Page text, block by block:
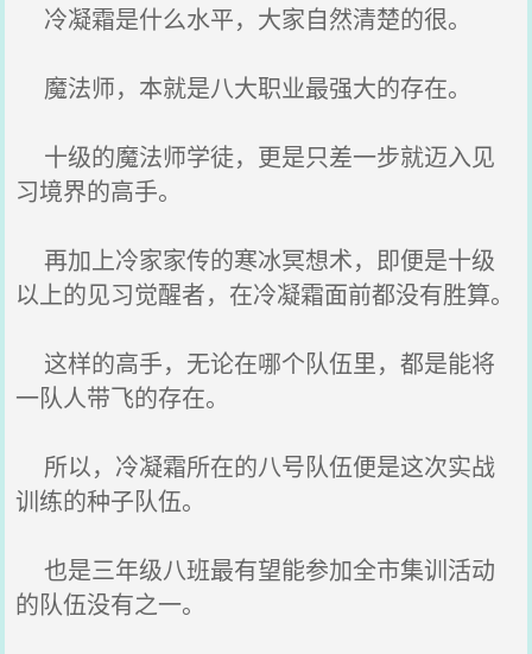
冷凝霜是什么水平，大家自然清楚的很。
魔法师，本就是八大职业最强大的存在。
十级的魔法师学徒，更是只差一步就迈入见
习境界的高手。
再加上冷家家传的寒冰冥想术，即便是十级
以上的见习觉醒者，在冷凝霜面前都没有胜算。
这样的高手，无论在哪个队伍里，都是能将
一队人带飞的存在。
所以，冷凝霜所在的八号队伍便是这次实战
训练的种子队伍。
也是三年级八班最有望能参加全市集训活动
的队伍没有之一。